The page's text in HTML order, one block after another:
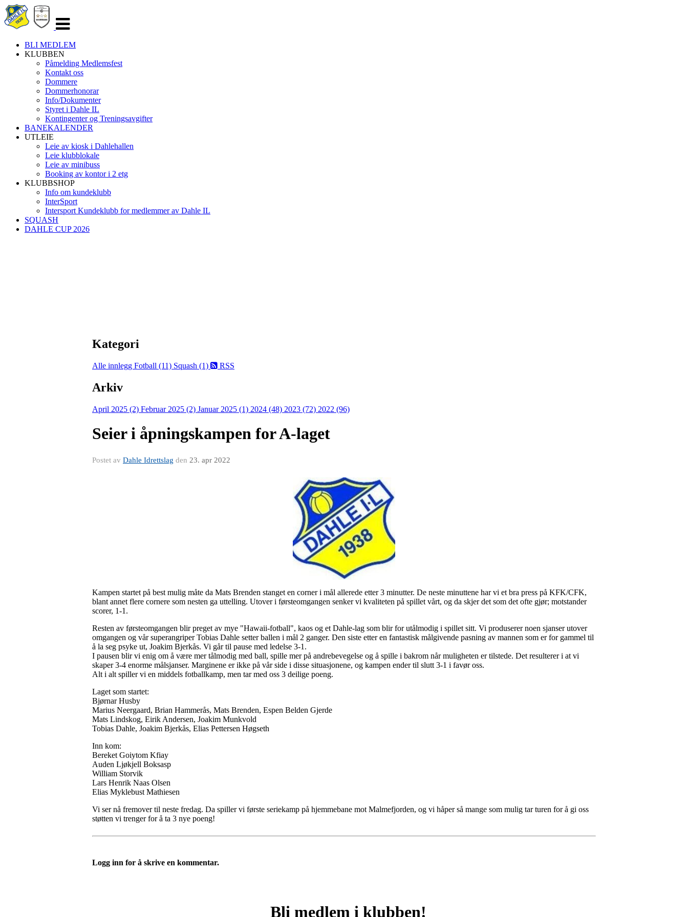
navigasjon
BLI MEDLEM
KLUBBEN
Påmelding Medlemsfest
Kontakt oss
Dommere
Dommerhonorar
Info/Dokumenter
Styret i Dahle IL
Kontingenter og Treningsavgifter
BANEKALENDER
UTLEIE
Leie av kiosk i Dahlehallen
Leie klubblokale
Leie av minibuss
Booking av kontor i 2 etg
KLUBBSHOP
Info om kundeklubb
InterSport
Intersport Kundeklubb for medlemmer av Dahle IL
SQUASH
DAHLE CUP 2026
Kategori
Alle innlegg Fotball (11) Squash (1) RSS
Arkiv
April 2025 (2) Februar 2025 (2) Januar 2025 (1) 2024 (48) 2023 (72) 2022 (96)
Seier i åpningskampen for A-laget
Postet av Dahle Idrettslag den 23. apr 2022
Kampen startet på best mulig måte da Mats Brenden stanget en corner i mål allerede etter 3 minutter. De neste minuttene har vi et bra press på KFK/CFK,
blant annet flere cornere som nesten ga uttelling. Utover i førsteomgangen senker vi kvaliteten på spillet vårt, og da skjer det som det ofte gjør; motstander
scorer, 1-1.
Resten av førsteomgangen blir preget av mye "Hawaii-fotball", kaos og et Dahle-lag som blir for utålmodig i spillet sitt. Vi produserer noen sjanser utover
omgangen og vår superangriper Tobias Dahle setter ballen i mål 2 ganger. Den siste etter en fantastisk målgivende pasning av mannen som er for gammel til
å la seg psyke ut, Joakim Bjerkås. Vi går til pause med ledelse 3-1.
I pausen blir vi enig om å være mer tålmodig med ball, spille mer på andrebevegelse og å spille i bakrom når muligheten er tilstede. Det resulterer i at vi
skaper 3-4 enorme målsjanser. Marginene er ikke på vår side i disse situasjonene, og kampen ender til slutt 3-1 i favør oss.
Alt i alt spiller vi en middels fotballkamp, men tar med oss 3 deilige poeng.
Laget som startet:
Bjørnar Husby
Marius Neergaard, Brian Hammerås, Mats Brenden, Espen Belden Gjerde
Mats Lindskog, Eirik Andersen, Joakim Munkvold
Tobias Dahle, Joakim Bjerkås, Elias Pettersen Høgseth
Inn kom:
Bereket Goiytom Kfiay
Auden Ljøkjell Boksasp
William Storvik
Lars Henrik Naas Olsen
Elias Myklebust Mathiesen
Vi ser nå fremover til neste fredag. Da spiller vi første seriekamp på hjemmebane mot Malmefjorden, og vi håper så mange som mulig tar turen for å gi oss
støtten vi trenger for å ta 3 nye poeng!
Logg inn for å skrive en kommentar.
Bli medlem i klubben!